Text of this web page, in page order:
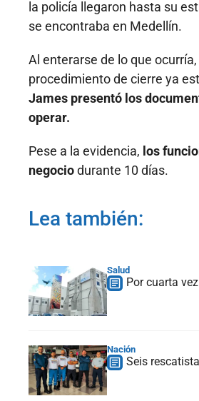
la policía llegaron hasta su
se encontraba en Medellín.
Al enterarse de lo que
procedimiento de cierre ya
James presentó los
operar.
Pese a la evidencia, los
negociodurante 10 días.
Lea también:
Salud
Por cuarta
Nación
Seis